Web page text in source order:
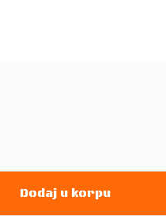
Dodaj u korpu